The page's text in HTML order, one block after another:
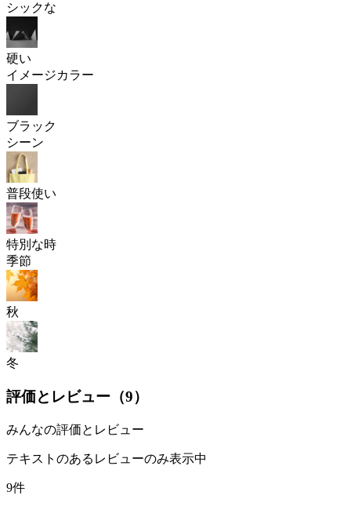
シックな
硬い
イメージカラー
ブラック
シーン
普段使い
特別な時
季節
秋
冬
評価とレビュー（9）
みんなの評価とレビュー
テキストのあるレビューのみ表示中
9件